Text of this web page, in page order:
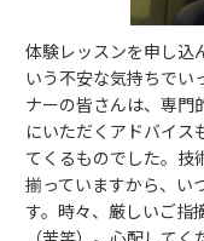
体験レッスンを申し込
いう不安な気持ちでい
ナーの皆さんは、専門
にいただくアドバイス
てくるものでした。技
揃っていますから、い
す。時々、厳しいご